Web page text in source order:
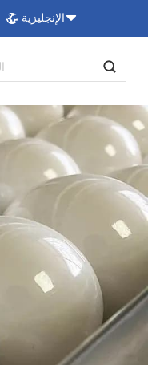
الإنجليزية